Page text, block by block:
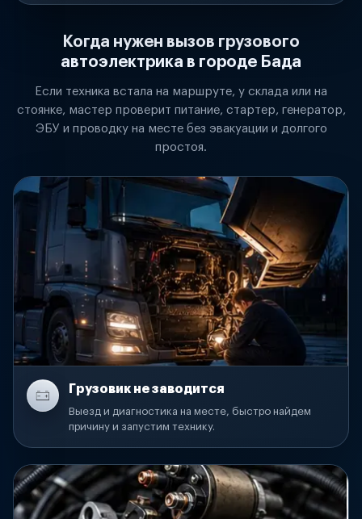
Когда нужен вызов грузового
автоэлектрика в городе Бада
Если техника встала на маршруте, у склада или на
стоянке, мастер проверит питание, стартер, генератор,
ЭБУ и проводку на месте без эвакуации и долгого
простоя.
Грузовик не заводится
Выезд и диагностика на месте, быстро найдем
причину и запустим технику.